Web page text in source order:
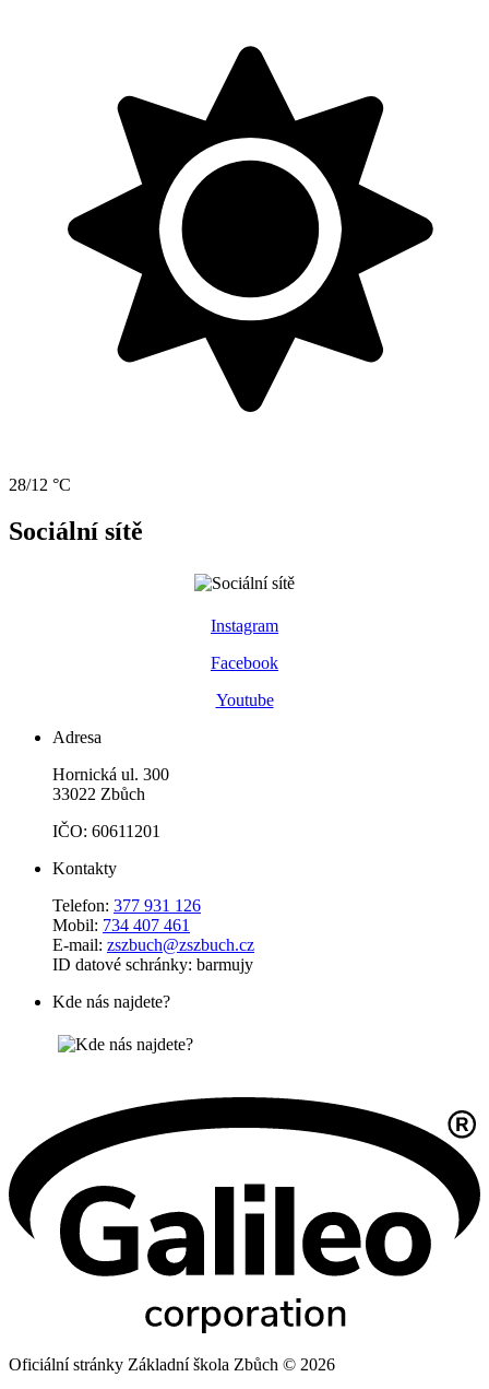
28/12 °C
Sociální sítě
Instagram
Facebook
Youtube
Adresa
Hornická ul. 300
33022 Zbůch
IČO: 60611201
Kontakty
Telefon: 377 931 126
Mobil: 734 407 461
E-mail: zszbuch@zszbuch.cz
ID datové schránky: barmujy
Kde nás najdete?
Oficiální stránky Základní škola Zbůch © 2026